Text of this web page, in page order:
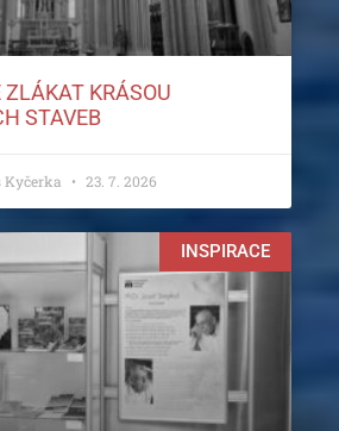
ZLÁKAT KRÁSOU
STAVEB
Kyčerka 23. 7. 2026
INSPIRACE